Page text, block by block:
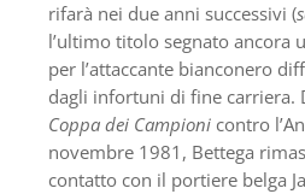
rifarà nei due anni successivi (
l’ultimo titolo segnato ancora
per l’attaccante bianconero
dagli infortuni di fine carriera.
Coppa dei Campioni contro
novembre 1981, Bettega
contatto con il portiere belga